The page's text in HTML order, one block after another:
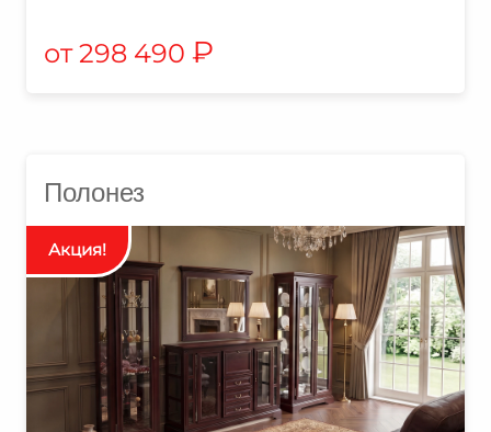
298 490 ₽
Полонез